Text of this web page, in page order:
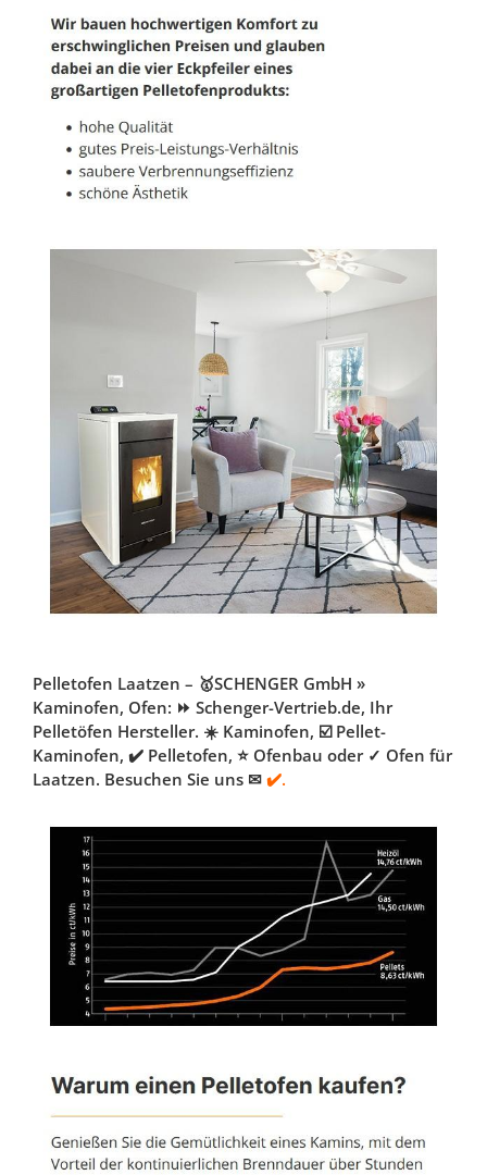
Pelletofen Laatzen – 🥇SCHENGER GmbH »
Kaminofen, Ofen: ⏩ Schenger-Vertrieb.de, Ihr
Pelletöfen Hersteller. ☀️ Kaminofen, ☑️ Pellet-
Kaminofen, ✔️ Pelletofen, ⭐ Ofenbau oder ✓ Ofen für
Laatzen. Besuchen Sie uns ✉ ✔️.